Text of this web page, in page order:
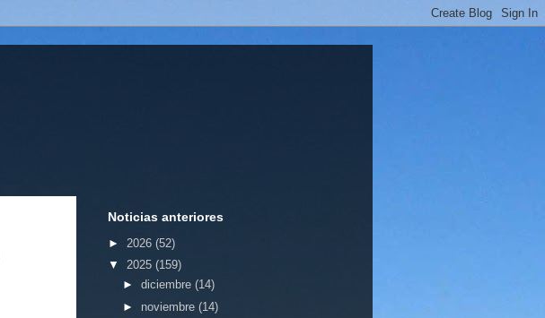
Noticias anteriores
► 2026 (52)
▼ 2025 (159)
► diciembre (14)
► noviembre (14)